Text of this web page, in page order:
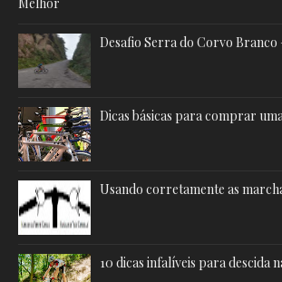
Desafio Serra do Corvo
Dicas básicas para comprar
Usando corretamente as
10 dicas infalíveis para descida